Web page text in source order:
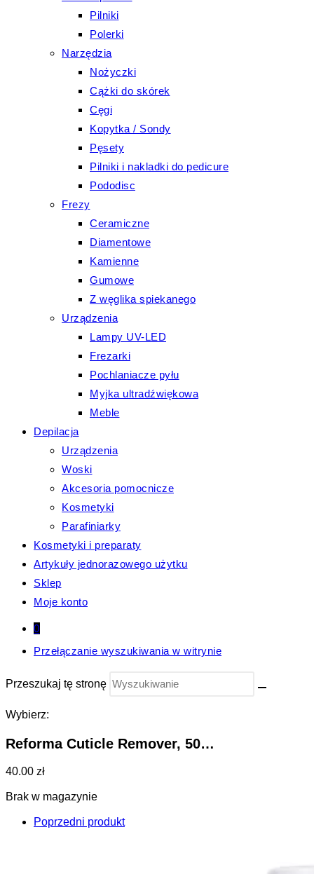
Pilniki
Polerki
Narzędzia
Nożyczki
Cążki do skórek
Cęgi
Kopytka / Sondy
Pęsety
Pilniki i nakladki do pedicure
Pododisc
Frezy
Ceramiczne
Diamentowe
Kamienne
Gumowe
Z węglika spiekanego
Urządzenia
Lampy UV-LED
Frezarki
Pochlaniacze pyłu
Myjka ultradźwiękowa
Meble
Depilacja
Urządzenia
Woski
Akcesoria pomocnicze
Kosmetyki
Parafiniarky
Kosmetyki i preparaty
Artykuły jednorazowego użytku
Sklep
Moje konto
0
Przełączanie wyszukiwania w witrynie
Przeszukaj tę stronę
Wybierz:
Reforma Cuticle Remover, 50…
40.00 zł
Brak w magazynie
Poprzedni produkt